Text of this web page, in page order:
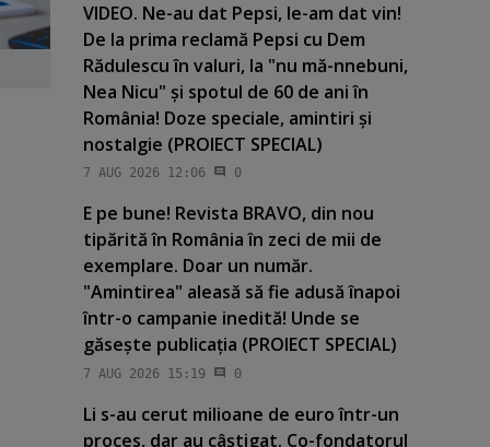
VIDEO. Ne-au dat Pepsi, le-am dat vin!
De la prima reclamă Pepsi cu Dem
Rădulescu în valuri, la "nu mă-nnebuni,
Nea Nicu" şi spotul de 60 de ani în
România! Doze speciale, amintiri şi
nostalgie (PROIECT SPECIAL)
7 AUG 2026 12:06 0
E pe bune! Revista BRAVO, din nou
tipărită în România în zeci de mii de
exemplare. Doar un număr.
"Amintirea" aleasă să fie adusă înapoi
într-o campanie inedită! Unde se
găseşte publicaţia (PROIECT SPECIAL)
7 AUG 2026 15:19 0
Li s-au cerut milioane de euro într-un
proces, dar au câştigat. Co-fondatorul